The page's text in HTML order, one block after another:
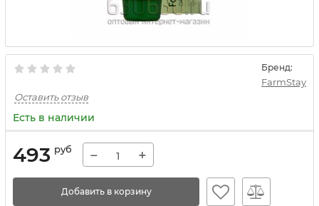
Бренд:
FarmStay
Оставить отзыв
Есть в наличии
493 руб − +
Добавить в корзину